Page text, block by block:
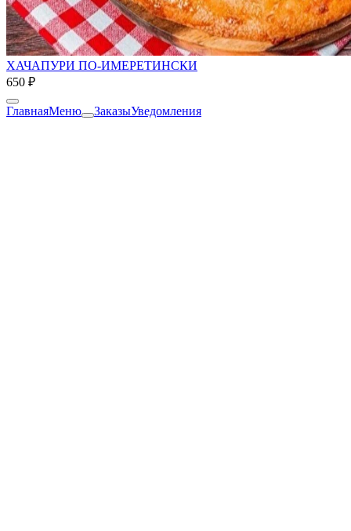
ХАЧАПУРИ ПО-ИМЕРЕТИНСКИ
650 ₽
ГлавнаяМеню ЗаказыУведомления